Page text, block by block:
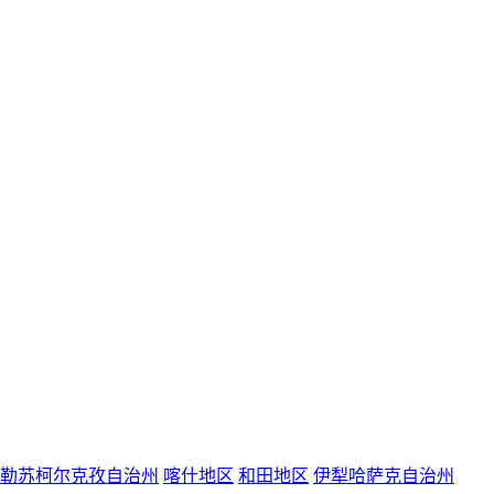
苏柯尔克孜自治州 喀什地区 和田地区 伊犁哈萨克自治州